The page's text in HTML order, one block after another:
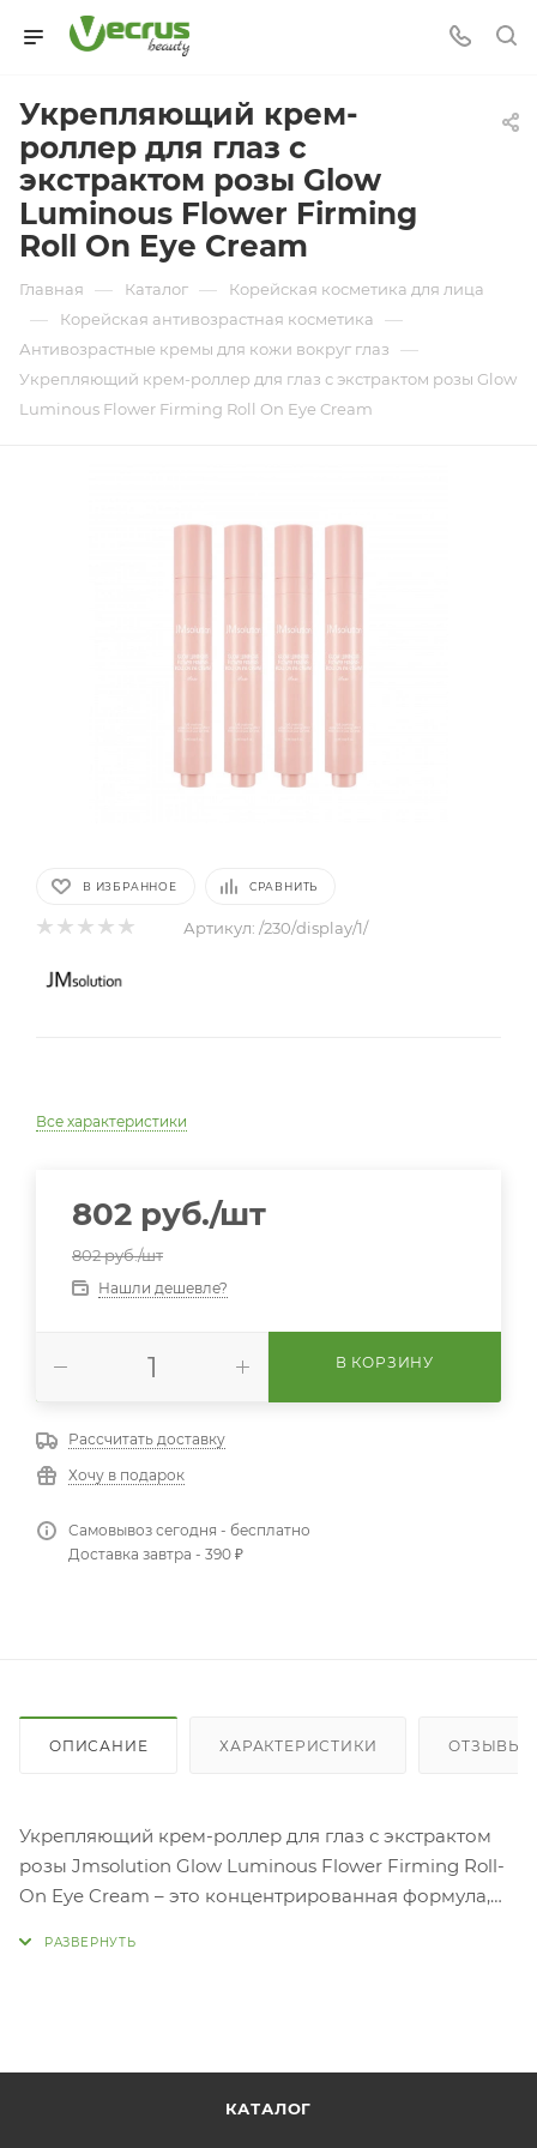
Укрепляющий крем-
роллер для глаз с
экстрактом розы Glow
Luminous Flower Firming
Roll On Eye Cream
Главная — Каталог — Корейская косметика для лица
— Корейская антивозрастная косметика —
Антивозрастные кремы для кожи вокруг глаз —
Укрепляющий крем-роллер для глаз с экстрактом розы Glow
Luminous Flower Firming Roll On Eye Cream
В ИЗБРАННОЕ СРАВНИТЬ
Артикул: /230/display/1/
Все характеристики
802 руб./шт
802руб./шт
Нашли дешевле?
В КОРЗИНУ
Рассчитать доставку
Хочу в подарок
Самовывоз сегодня - бесплатно
Доставка завтра - 390 ₽
ОПИСАНИЕ ХАРАКТЕРИСТИКИ ОТЗЫВЫ
Укрепляющий крем-роллер для глаз с экстрактом
розы Jmsolution Glow Luminous Flower Firming Roll-
On Eye Cream – это концентрированная формула,
сияние. Еще одна особенность средства – упаковка
с металлическим роллером. Роллер обеспечивает
КАТАЛОГ